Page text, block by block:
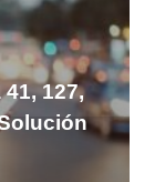
127,